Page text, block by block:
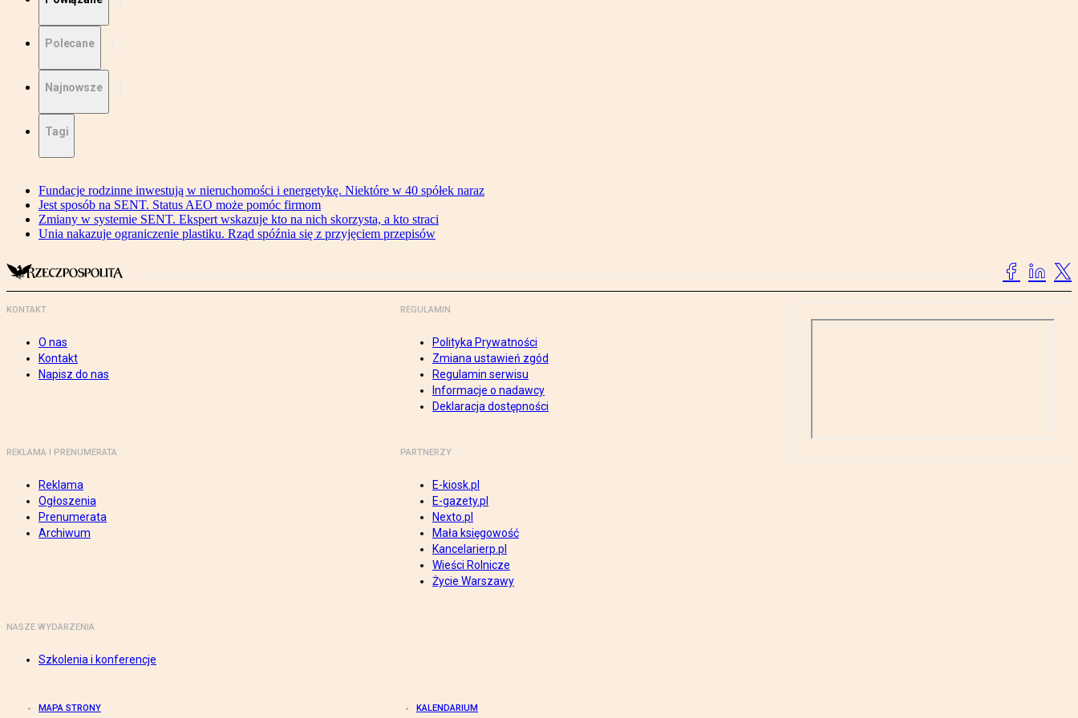
Polecane
Najnowsze
Tagi
Fundacje rodzinne inwestują w nieruchomości i energetykę. Niektóre w 40 spółek naraz
Jest sposób na SENT. Status AEO może pomóc firmom
Zmiany w systemie SENT. Ekspert wskazuje kto na nich skorzysta, a kto straci
Unia nakazuje ograniczenie plastiku. Rząd spóźnia się z przyjęciem przepisów
KONTAKT
O nas
Kontakt
Napisz do nas
REGULAMIN
Polityka Prywatności
Zmiana ustawień zgód
Regulamin serwisu
Informacje o nadawcy
Deklaracja dostępności
REKLAMA I PRENUMERATA
Reklama
Ogłoszenia
Prenumerata
Archiwum
PARTNERZY
E-kiosk.pl
E-gazety.pl
Nexto.pl
Mała księgowość
Kancelarierp.pl
Wieści Rolnicze
Życie Warszawy
NASZE WYDARZENIA
Szkolenia i konferencje
MAPA STRONY KALENDARIUM